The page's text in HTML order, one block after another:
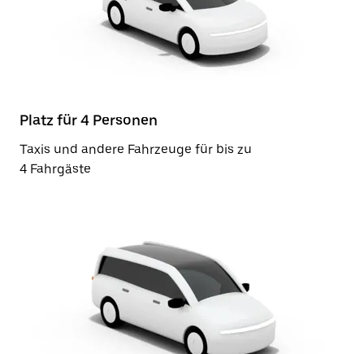
Platz für 4 Personen
Taxis und andere Fahrzeuge für bis zu
4 Fahrgäste